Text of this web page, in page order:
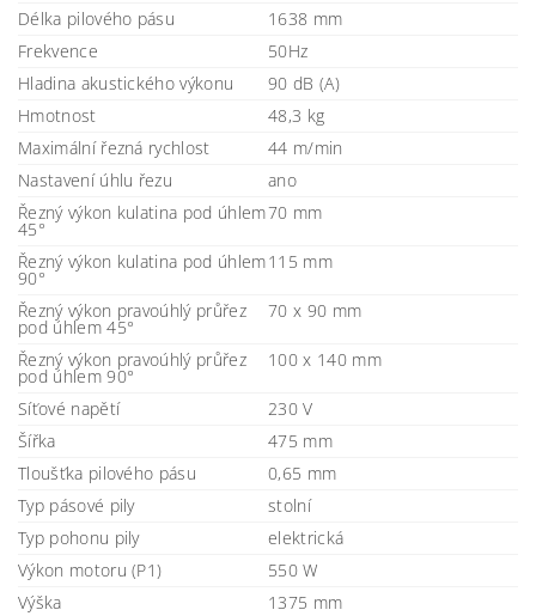
Délka pilového pásu
1638 mm
Frekvence
50Hz
Hladina akustického výkonu
90 dB (A)
Hmotnost
48,3 kg
Maximální řezná rychlost
44 m/min
Nastavení úhlu řezu
ano
Řezný výkon kulatina pod úhlem
45°
70 mm
Řezný výkon kulatina pod úhlem
90°
115 mm
Řezný výkon pravoúhlý průřez
pod úhlem 45°
70 x 90 mm
Řezný výkon pravoúhlý průřez
pod úhlem 90°
100 x 140 mm
Síťové napětí
230 V
Šířka
475 mm
Tloušťka pilového pásu
0,65 mm
Typ pásové pily
stolní
Typ pohonu pily
elektrická
Výkon motoru (P1)
550 W
Výška
1375 mm